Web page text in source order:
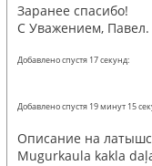
Заранее спасибо!
С Уважением, Павел.
Добавлено спустя 17 секунд:
Добавлено спустя 19 минут 15
Описание на
Mugurkaula kakla